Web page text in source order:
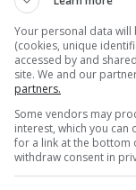
pikat e rendit
shqyrtimi i
më 4
Your personal data
(cookies, unique
accessed by and
site. We and our
partners.
Some vendors may
interest, which you
for a link at the bottom
withdraw consent in